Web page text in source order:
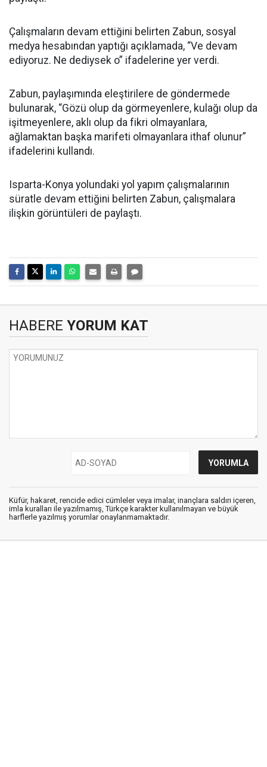
Çalışmaların devam ettiğini belirten Zabun, sosyal
medya hesabından yaptığı açıklamada, “Ve devam
ediyoruz. Ne dediysek o” ifadelerine yer verdi.
Zabun, paylaşımında eleştirilere de göndermede
bulunarak, “Gözü olup da görmeyenlere, kulağı olup da
işitmeyenlere, aklı olup da fikri olmayanlara,
ağlamaktan başka marifeti olmayanlara ithaf olunur”
ifadelerini kullandı.
Isparta-Konya yolundaki yol yapım çalışmalarının
süratle devam ettiğini belirten Zabun, çalışmalara
ilişkin görüntüleri de paylaştı.
HABERE YORUM KAT
Küfür, hakaret, rencide edici cümleler veya imalar, inançlara saldırı içeren,
imla kuralları ile yazılmamış, Türkçe karakter kullanılmayan ve büyük
harflerle yazılmış yorumlar onaylanmamaktadır.